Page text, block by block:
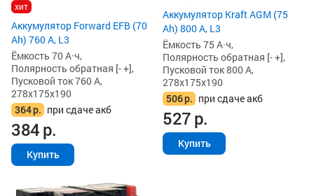
хит
Аккумулятор Forward EFB (70
Ah) 760 А, L3
Ёмкость 70 А·ч,
Полярность обратная [- +],
Пусковой ток 760 А,
278x175x190
364р. при сдаче акб
384р.
Купить
Аккумулятор Kraft AGM (75
Ah) 800 А, L3
Ёмкость 75 А·ч,
Полярность обратная [- +],
Пусковой ток 800 А,
278x175x190
506р. при сдаче акб
527р.
Купить